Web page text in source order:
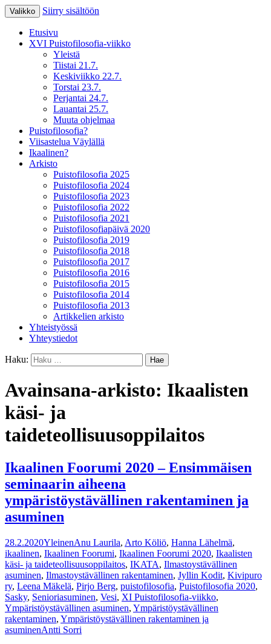
Puistofilosofia
15.-19.7.2025
Valikko Siirry sisältöön
Etusivu
XVI Puistofilosofia-viikko
Yleistä
Tiistai 21.7.
Keskiviikko 22.7.
Torstai 23.7.
Perjantai 24.7.
Lauantai 25.7.
Muuta ohjelmaa
Puistofilosofia?
Viisastelua Väylällä
Ikaalinen?
Arkisto
Puistofilosofia 2025
Puistofilosofia 2024
Puistofilosofia 2023
Puistofilosofia 2022
Puistofilosofia 2021
Puistofilosofiapäivä 2020
Puistofilosofia 2019
Puistofilosofia 2018
Puistofilosofia 2017
Puistofilosofia 2016
Puistofilosofia 2015
Puistofilosofia 2014
Puistofilosofia 2013
Artikkelien arkisto
Yhteistyössä
Yhteystiedot
Haku:
Avainsana-arkisto: Ikaalisten
käsi- ja
taideteollisuusoppilaitos
Ikaalinen Foorumi 2020 – Ensimmäisen
seminaarin aiheena
ympäristöystävällinen rakentaminen ja
asuminen
28.2.2020YleinenAnu Laurila, Arto Köliö, Hanna Lähelmä,
ikaalinen, Ikaalinen Foorumi, Ikaalinen Foorumi 2020, Ikaalisten
käsi- ja taideteollisuusoppilaitos, IKATA, Ilmastoystävällinen
asuminen, Ilmastoystävällinen rakentaminen, Jyllin Kodit, Kivipuro
ry, Leena Mäkelä, Pirjo Berg, puistofilosofia, Puistofilosofia 2020,
Sasky, Senioriasuminen, Vesi, XI Puistofilosofia-viikko,
Ympäristöystävällinen asuminen, Ympäristöystävällinen
rakentaminen, Ympäristöystävällinen rakentaminen ja
asuminenAntti Sorri